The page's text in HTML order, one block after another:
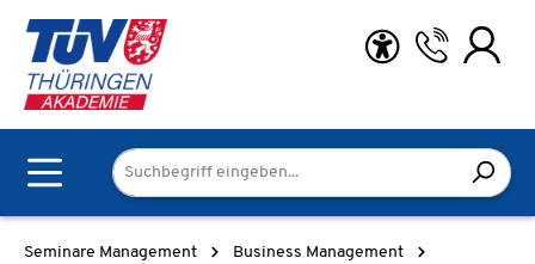
Zum Hauptinhalt springen
Seminare Management
Business Management